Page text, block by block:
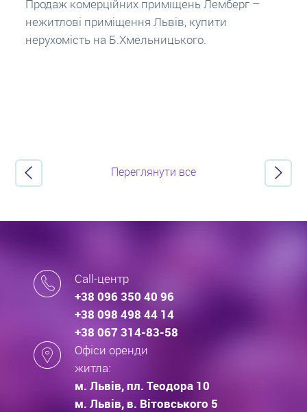
потрібно знати? Консультація від Експертів
про іпотечні кредити.
Переглянути все
Call-центр
+38 096 350 40 96
+38 098 498 44 14
+38 067 314-83-58
Офіси оренди
житла:
м. Львів, пл. Теодора 10
м. Львів, в. Вітовського 5